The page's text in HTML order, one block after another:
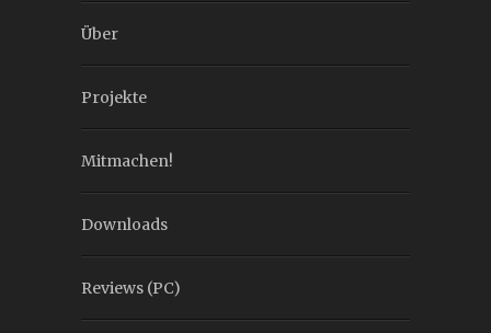
Über
Projekte
Mitmachen!
Downloads
Reviews (PC)